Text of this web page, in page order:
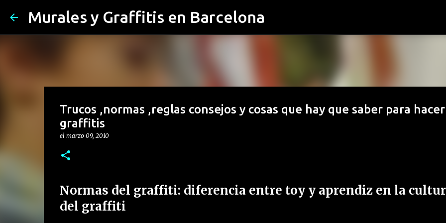
Murales y Graffitis en Barcelona
Trucos ,normas ,reglas consejos y cosas que hay que saber para hacer
graffitis
el marzo 09, 2010
Normas del graffiti: diferencia entre toy y aprendiz en la
del graffiti